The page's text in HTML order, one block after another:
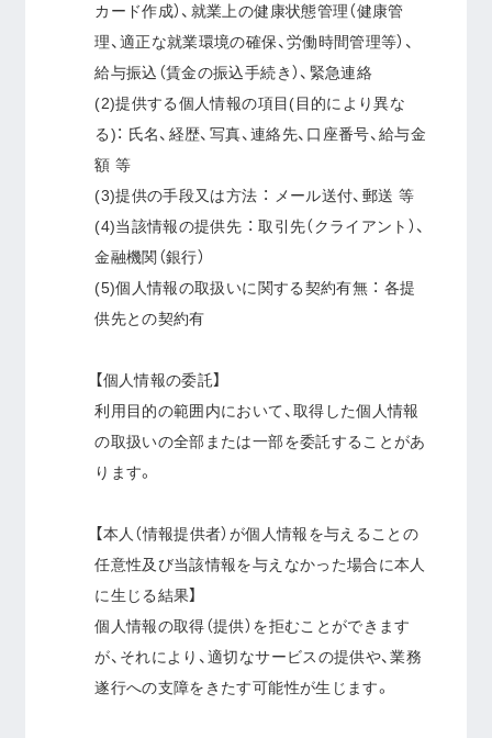
カード作成）、就業上の健康状態管理（健康管
理、適正な就業環境の確保、労働時間管理等）、
給与振込（賃金の振込手続き）、緊急連絡
(2)提供する個人情報の項目(目的により異な
る)： 氏名、経歴、写真、連絡先、口座番号、給与金
額 等
(3)提供の手段又は方法 ： メール送付、郵送 等
(4)当該情報の提供先 ： 取引先（クライアント）、
金融機関（銀行）
(5)個人情報の取扱いに関する契約有無 ： 各提
供先との契約有
【個人情報の委託】
利用目的の範囲内において、取得した個人情報
の取扱いの全部または一部を委託することがあ
ります。
【本人（情報提供者）が個人情報を与えることの
任意性及び当該情報を与えなかった場合に本人
に生じる結果】
個人情報の取得（提供）を拒むことができます
が、それにより、適切なサービスの提供や、業務
遂行への支障をきたす可能性が生じます。